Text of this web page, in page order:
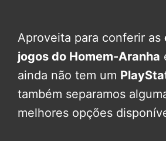
Aproveita para conferir as
jogos do Homem-Aranha
ainda não tem um
também separamos
melhores opções